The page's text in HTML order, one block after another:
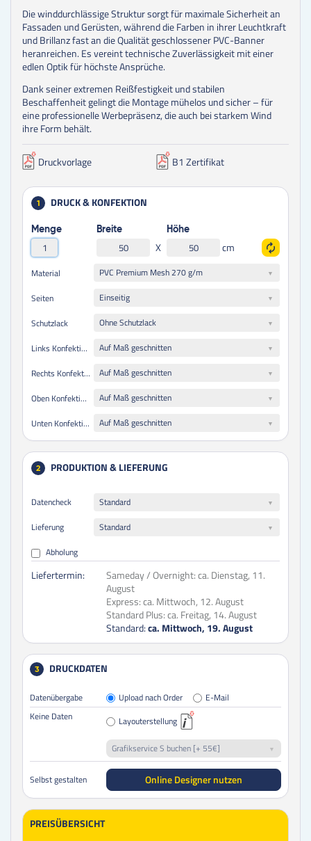
Die winddurchlässige Struktur sorgt für maximale Sicherheit an
Fassaden und Gerüsten, während die Farben in ihrer Leuchtkraft
und Brillanz fast an die Qualität geschlossener PVC-Banner
heranreichen. Es vereint technische Zuverlässigkeit mit einer
edlen Optik für höchste Ansprüche.
Dank seiner extremen Reißfestigkeit und stabilen
Beschaffenheit gelingt die Montage mühelos und sicher – für
eine professionelle Werbepräsenz, die auch bei starkem Wind
ihre Form behält.
Druckvorlage B1 Zertifikat
1 DRUCK & KONFEKTION
Menge Breite
X
Höhe
cm
Material
PVC Premium Mesh 270 g/m
Seiten
Einseitig
Schutzlack
Ohne Schutzlack
Links Konfektionierung
Auf Maß geschnitten
Rechts Konfektionierung
Auf Maß geschnitten
Oben Konfektionierung
Auf Maß geschnitten
Unten Konfektionierung
Auf Maß geschnitten
2 PRODUKTION & LIEFERUNG
Datencheck
Standard
Lieferung
Standard
Abholung
Liefertermin: Sameday / Overnight:ca. Dienstag, 11.
August
Express:ca. Mittwoch, 12. August
Standard Plus:ca. Freitag, 14. August
Standard:ca. Mittwoch, 19. August
3 DRUCKDATEN
Datenübergabe Upload nach Order
E-Mail
Keine Daten
Layouterstellung
Grafikservice S buchen [+ 55€]
Selbst gestalten Online Designer nutzen
PREISÜBERSICHT